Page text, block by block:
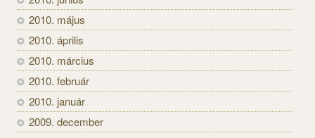
2010. május
2010. április
2010. március
2010. február
2010. január
2009. december